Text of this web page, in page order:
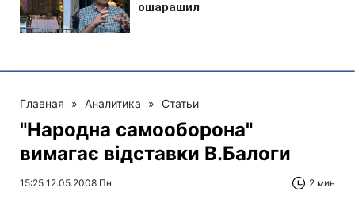
Главная » Аналитика » Статьи
"Народна самооборона"
вимагає відставки В.Балоги
15:25 12.05.2008 Пн 2 мин